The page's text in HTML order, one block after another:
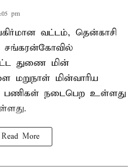
pm
வட்டம், தென்காசி
துணை மின்
மறுநாள் மின்வாரிய
பணிகள் நடைபெற உள்ளது
Read More